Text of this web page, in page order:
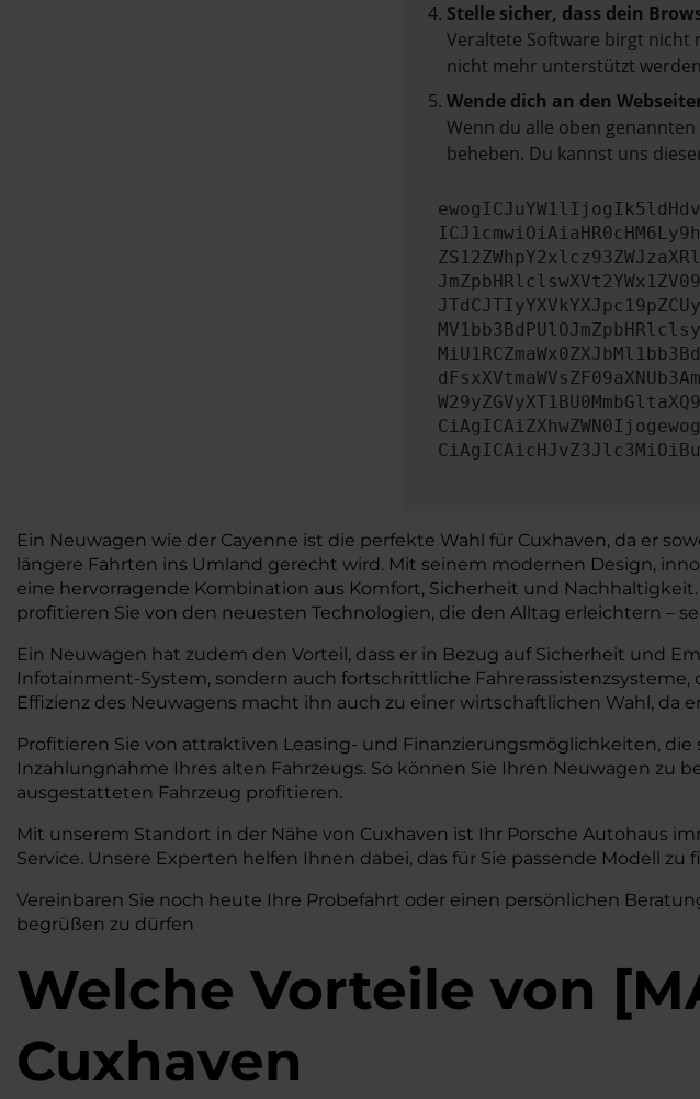
Stelle sicher, dass dein
Veraltete Software birgt nicht
nicht mehr unterstützt
Wende dich an den
Wenn du alle oben
beheben. Du kannst uns
Ein Neuwagen wie der Cayenne ist die perfekte Wahl für Cuxhaven, da er
längere Fahrten ins Umland gerecht wird. Mit seinem modernen Design,
eine hervorragende Kombination aus Komfort, Sicherheit und
profitieren Sie von den neuesten Technologien, die den Alltag erleichtern –
Ein Neuwagen hat zudem den Vorteil, dass er in Bezug auf Sicherheit und
Infotainment-System, sondern auch fortschrittliche
Effizienz des Neuwagens macht ihn auch zu einer wirtschaftlichen Wahl,
Profitieren Sie von attraktiven Leasing- und Finanzierungsmöglichkeiten,
Inzahlungnahme Ihres alten Fahrzeugs. So können Sie Ihren Neuwagen
ausgestatteten Fahrzeug profitieren.
Mit unserem Standort in der Nähe von Cuxhaven ist Ihr Porsche Autohaus
Service. Unsere Experten helfen Ihnen dabei, das für Sie passende Modell
Vereinbaren Sie noch heute Ihre Probefahrt oder einen persönlichen
begrüßen zu dürfen
Welche Vorteile von [
Cuxhaven